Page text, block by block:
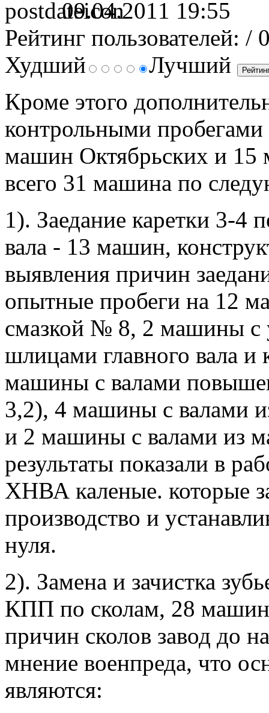
09.04.2011 19:55
Рейтинг пользователей: /
Худший
Лучший
Кроме этого
контрольными пробегами
машин Октябрьских и 15
всего 31 машина по
1). Заедание каретки 3-4
вала - 13 машин,
выявления причин
опытные пробеги на 12
смазкой № 8, 2 машины с
шлицами главного вала и
машины с валами
3,2), 4 машины с валами
и 2 машины с валами из
результаты показали в
ХНВА каленые. которые
производство и
нуля.
2). Замена и зачистка
КПП по сколам, 28
причин сколов завод до
мнение военпреда, что
являются: